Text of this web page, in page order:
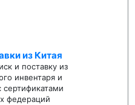
из Китая
и поставку из
инвентаря и
сертификатами
федераций